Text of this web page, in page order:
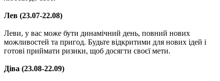
Лев (23.07-22.08)
Леви, у вас може бути динамічний день, повний нових
можливостей та пригод. Будьте відкритими для нових ідей і
готові приймати ризики, щоб досягти своєї мети.
Діва (23.08-22.09)